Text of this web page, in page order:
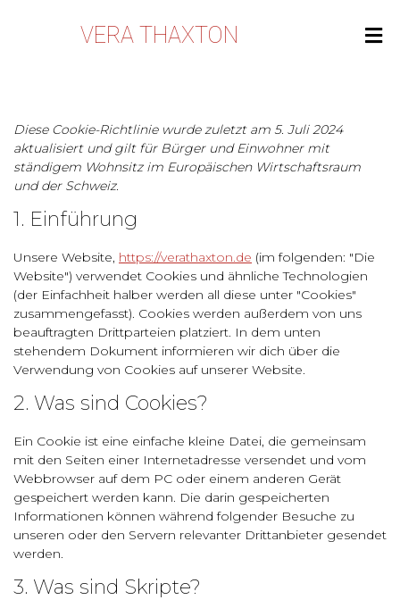
VERA THAXTON
Diese Cookie-Richtlinie wurde zuletzt am 5. Juli 2024
aktualisiert und gilt für Bürger und Einwohner mit
ständigem Wohnsitz im Europäischen Wirtschaftsraum
und der Schweiz.
1. Einführung
Unsere Website, https://verathaxton.de (im folgenden: "Die
Website") verwendet Cookies und ähnliche Technologien
(der Einfachheit halber werden all diese unter "Cookies"
zusammengefasst). Cookies werden außerdem von uns
beauftragten Drittparteien platziert. In dem unten
stehendem Dokument informieren wir dich über die
Verwendung von Cookies auf unserer Website.
2. Was sind Cookies?
Ein Cookie ist eine einfache kleine Datei, die gemeinsam
mit den Seiten einer Internetadresse versendet und vom
Webbrowser auf dem PC oder einem anderen Gerät
gespeichert werden kann. Die darin gespeicherten
Informationen können während folgender Besuche zu
unseren oder den Servern relevanter Drittanbieter gesendet
werden.
3. Was sind Skripte?